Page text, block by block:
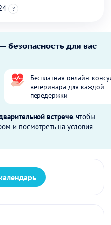
?
безопасность для вас
Бесплатная онлайн-
ветеринара для каждой
передержки
встрече, чтобы
и посмотреть на условия